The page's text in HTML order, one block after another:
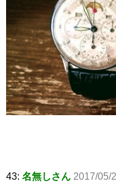
43: 名無しさん 2017/05/